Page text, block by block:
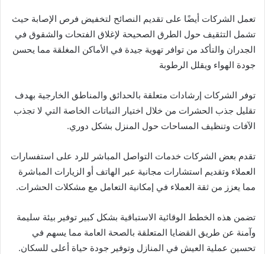
تعمل الشركات أيضًا على تقديم النصائح لتخفيض فرص الإصابة حيث
تشمل التثقيف حول الطرق الصحيحة لإغلاق الفتحات والشقوق في
الجدران والتأكد من توافر تهوية جيدة في الأماكن المغلقة مما يحسن
جودة الهواء ويقلل الرطوبة
توفر الشركات إرشادات متعلقة بالحدائق والمناطق الخارجية بهدف
تقليل جذب الحشرات من خلال اختيار النباتات الخاصة التي لا تجذب
الآفات وتنظيف المساحات حول المنزل بشكل دوري.
تقدم بعض الشركات خدمات التواصل المباشر للرد على استفسارات
العملاء وتقديم استشارات مجانية عبر الهاتف أو الزيارات المباشرة
مما يعزز من ثقة العملاء في إمكانية التعامل مع مشكلات الحشرات.
تضمن هذه الخطط الوقائية الاستباقية بشكل كبير توفير بيئة سليمة
وآمنة عن طريق القضايا المتعلقة بالصحة العامة مما يسهم في
تحسين عملية العيش في المنازل وتوفير جودة حياة أعلى للسكان.